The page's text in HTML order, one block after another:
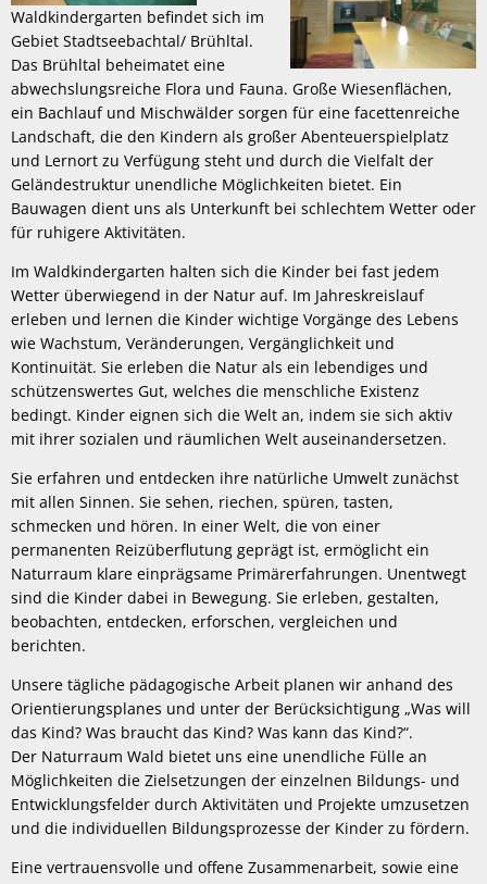
Waldkindergarten befindet sich im
Gebiet Stadtseebachtal/ Brühltal.
Das Brühltal beheimatet eine
abwechslungsreiche Flora und Fauna. Große Wiesenflächen,
ein Bachlauf und Mischwälder sorgen für eine facettenreiche
Landschaft, die den Kindern als großer Abenteuerspielplatz
und Lernort zu Verfügung steht und durch die Vielfalt der
Geländestruktur unendliche Möglichkeiten bietet. Ein
Bauwagen dient uns als Unterkunft bei schlechtem Wetter oder
für ruhigere Aktivitäten.
Im Waldkindergarten halten sich die Kinder bei fast jedem
Wetter überwiegend in der Natur auf. Im Jahreskreislauf
erleben und lernen die Kinder wichtige Vorgänge des Lebens
wie Wachstum, Veränderungen, Vergänglichkeit und
Kontinuität. Sie erleben die Natur als ein lebendiges und
schützenswertes Gut, welches die menschliche Existenz
bedingt. Kinder eignen sich die Welt an, indem sie sich aktiv
mit ihrer sozialen und räumlichen Welt auseinandersetzen.
Sie erfahren und entdecken ihre natürliche Umwelt zunächst
mit allen Sinnen. Sie sehen, riechen, spüren, tasten,
schmecken und hören. In einer Welt, die von einer
permanenten Reizüberflutung geprägt ist, ermöglicht ein
Naturraum klare einprägsame Primärerfahrungen. Unentwegt
sind die Kinder dabei in Bewegung. Sie erleben, gestalten,
beobachten, entdecken, erforschen, vergleichen und
berichten.
Unsere tägliche pädagogische Arbeit planen wir anhand des
Orientierungsplanes und unter der Berücksichtigung „Was will
das Kind? Was braucht das Kind? Was kann das Kind?“.
Der Naturraum Wald bietet uns eine unendliche Fülle an
Möglichkeiten die Zielsetzungen der einzelnen Bildungs- und
Entwicklungsfelder durch Aktivitäten und Projekte umzusetzen
und die individuellen Bildungsprozesse der Kinder zu fördern.
Eine vertrauensvolle und offene Zusammenarbeit, sowie eine